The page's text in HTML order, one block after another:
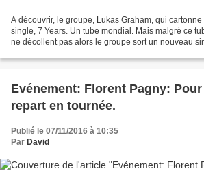
A découvrir, le groupe, Lukas Graham, qui
single, 7 Years. Un tube mondial. Mais malgré ce
ne décollent pas alors le groupe sort un nouveau
Evénement: Florent Pagny:
repart en tournée.
Publié le 07/11/2016 à 10:35
Par David